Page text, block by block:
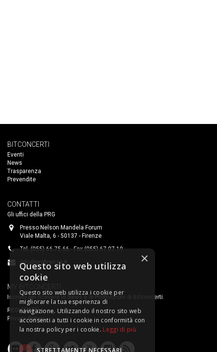
BITCONCERTI
Eventi
News
Trasparenza
Prevendite
CONTATTI
Gli uffici della PRG
Presso Nelson Mandela Forum
Viale Malta, 6 - 50137 - Firenze
Tel. (055) 66.75.66 - Fax (055) 67.07.19
info@prgfirenze.it
MY BITCONCERTI
Iscriviti per ricevere le News e le Promozioni di Bitconcerti.
REGISTRATI
Privacy Policy
×
Questo sito web utilizza
cookie
Questo sito web utilizza i cookie per
migliorare la tua esperienza di
navigazione. Utilizzando il nostro sito web
acconsenti a tutti i cookie in conformità con
la nostra policy per i cookie. Leggi di più
STRETTAMENTE NECESSARI